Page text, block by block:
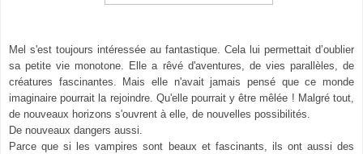
Mel s'est toujours intéressée au fantastique. Cela lui permettait d’oublier
sa petite vie monotone. Elle a rêvé d'aventures, de vies parallèles, de
créatures fascinantes. Mais elle n'avait jamais pensé que ce monde
imaginaire pourrait la rejoindre. Qu'elle pourrait y être mêlée ! Malgré tout,
de nouveaux horizons s'ouvrent à elle, de nouvelles possibilités.
De nouveaux dangers aussi.
Parce que si les vampires sont beaux et fascinants, ils ont aussi des